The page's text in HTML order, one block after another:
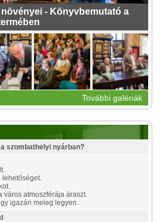
- Könyvbemutató a
További galériák
szombathelyi nyárban?
lehetőséget.
város atmoszférája áraszt.
igazán meleg legyen.